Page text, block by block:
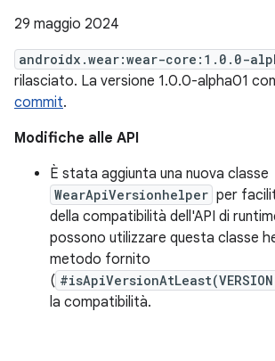
29 maggio 2024
androidx.wear:wear-core:1.0.0-
rilasciato. La versione 1.0.0-alpha01
commit.
Modifiche alle API
È stata aggiunta una nuova classe
WearApiVersionhelper per
della compatibilità dell'API di
possono utilizzare questa classe
metodo fornito
(
la compatibilità.